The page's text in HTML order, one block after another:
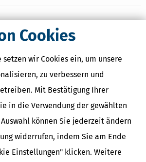
Cookies
wir Cookies ein, um unsere
zu verbessern und
Mit Bestätigung Ihrer
in die Verwendung der gewählten
können Sie jederzeit ändern
widerrufen, indem Sie am Ende
Einstellungen" klicken. Weitere